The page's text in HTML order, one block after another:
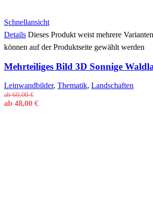
Schnellansicht
Details Dieses Produkt weist mehrere
können auf der Produktseite gewählt werden
Mehrteiliges Bild 3D Sonnige
Leinwandbilder, Thematik, Landschaften
ab60,00€
ab 48,00 €